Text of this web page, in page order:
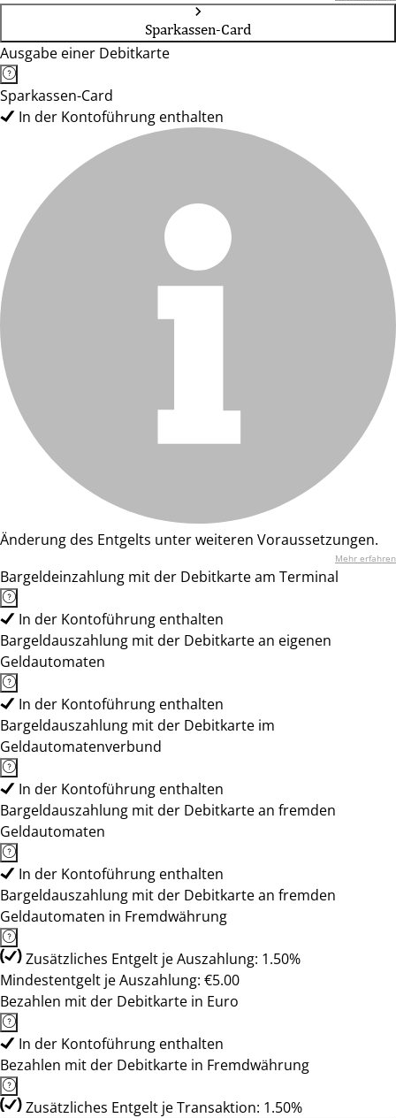
Sparkassen-Card
Ausgabe einer Debitkarte
Sparkassen-Card
In der Kontoführung enthalten
Änderung des Entgelts unter weiteren Voraussetzungen.
Mehr erfahren
Bargeldeinzahlung mit der Debitkarte am Terminal
In der Kontoführung enthalten
Bargeldauszahlung mit der Debitkarte an eigenen
Geldautomaten
In der Kontoführung enthalten
Bargeldauszahlung mit der Debitkarte im
Geldautomatenverbund
In der Kontoführung enthalten
Bargeldauszahlung mit der Debitkarte an fremden
Geldautomaten
In der Kontoführung enthalten
Bargeldauszahlung mit der Debitkarte an fremden
Geldautomaten in Fremdwährung
Zusätzliches Entgelt je Auszahlung: 1.50%
Mindestentgelt je Auszahlung: €5.00
Bezahlen mit der Debitkarte in Euro
In der Kontoführung enthalten
Bezahlen mit der Debitkarte in Fremdwährung
Zusätzliches Entgelt je Transaktion: 1.50%